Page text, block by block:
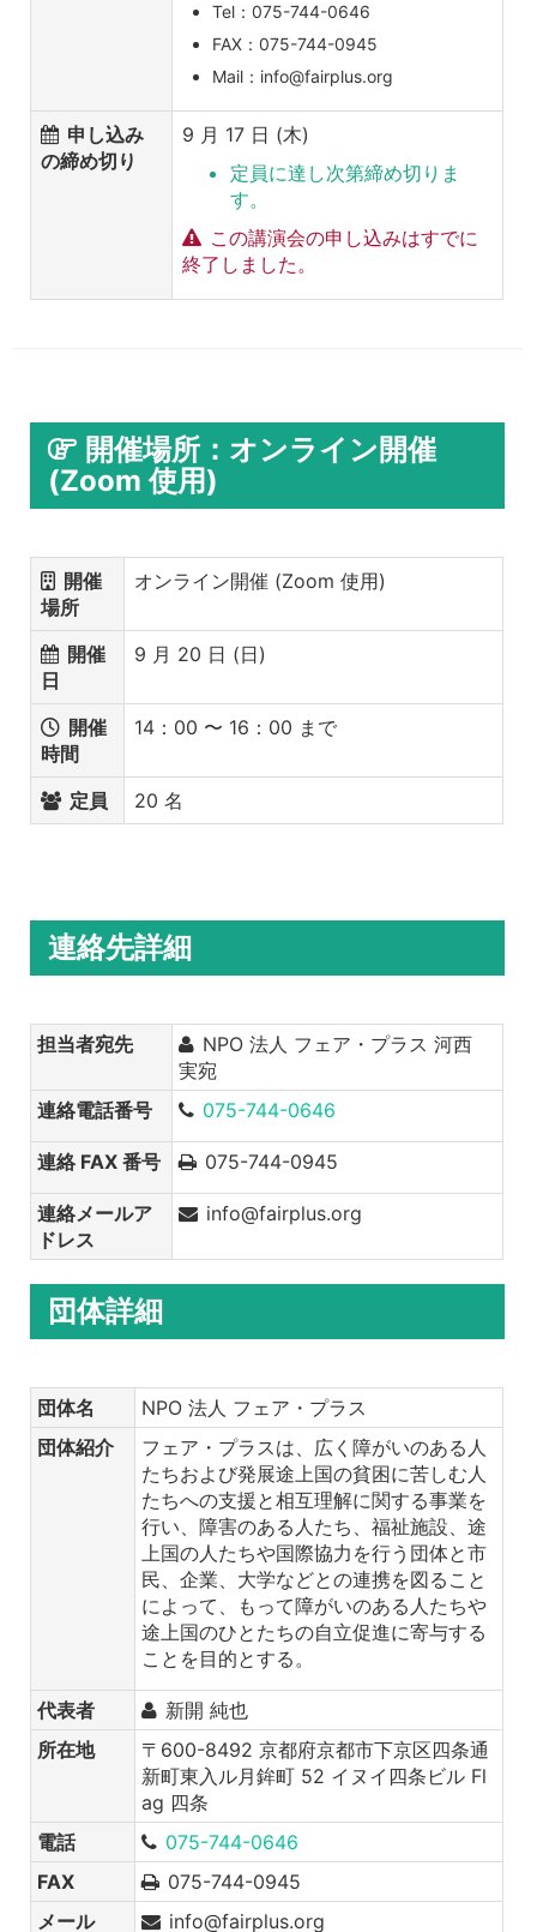
Tel：075-744-0646
FAX：075-744-0945
Mail：info@fairplus.org
申し込み
の締め切り
9 月 17 日 (木)
定員に達し次第締め切りま
す。
この講演会の申し込みはすでに
終了しました。
開催場所：オンライン開催
(Zoom 使用)
開催
場所
オンライン開催 (Zoom 使用)
開催
日
9 月 20 日 (日)
開催
時間
14：00 〜 16：00 まで
定員 20 名
連絡先詳細
担当者宛先
NPO 法人 フェア・プラス 河西
実宛
連絡電話番号
075-744-0646
連絡 FAX 番号 075-744-0945
連絡メールア
ドレス
info@fairplus.org
団体詳細
団体名
NPO 法人 フェア・プラス
団体紹介
フェア・プラスは、広く障がいのある人
たちおよび発展途上国の貧困に苦しむ人
たちへの支援と相互理解に関する事業を
行い、障害のある人たち、福祉施設、途
上国の人たちや国際協力を行う団体と市
民、企業、大学などとの連携を図ること
によって、もって障がいのある人たちや
途上国のひとたちの自立促進に寄与する
ことを目的とする。
代表者
新開 純也
所在地
〒600-8492 京都府京都市下京区四条通
新町東入ル月鉾町 52 イヌイ四条ビル Fl
ag 四条
電話
075-744-0646
FAX
075-744-0945
メール
info@fairplus.org